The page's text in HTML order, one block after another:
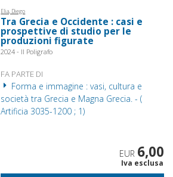
Elia, Diego
Tra Grecia e Occidente : casi e
prospettive di studio per le
produzioni figurate
2024 - Il Poligrafo
FA PARTE DI
Forma e immagine : vasi, cultura e
società tra Grecia e Magna Grecia. - (
Artificia 3035-1200 ; 1)
EUR 6,00
Iva esclusa